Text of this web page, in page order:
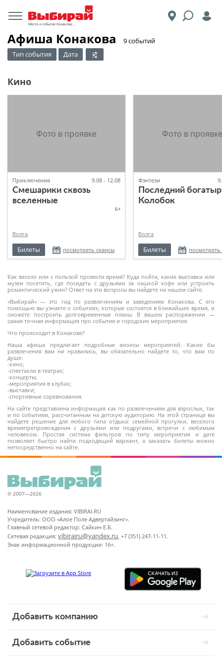
Места и события Конакова
Афиша Конакова
​9 событий
Тип события
Дата
Как весело или с пользой провести время? Куда пойти, какие выставки или
музеи посетить, где посидеть с друзьями за чашкой кофе или устроить
романтический ужин? Ответ на эти вопросы вы найдете на нашем сайте.
«Выбирай» — это гид по развлечениям и заведениям Конакова. С его
помощью вы узнаете о событиях, которые состоятся в ближайшее время, и
сможете построить долговременные планы. В вашем распоряжении —
самая точная информация про события и городские мероприятия.
Что происходит в Конакове?
Наша афиша предлагает подробные анонсы мероприятий. Какие бы
развлечения вам ни нравились, вы обязательно найдете то, что вам по
душе:
-кино;
-спектакли в театрах;
-концерты;
-мероприятия в клубах;
-выставки;
-спортивные соревнования.
На сайте представлена информация как по развлечениям для взрослых, так
и по событиям, рассчитанным на детскую аудиторию. На этой странице вы
найдете решение для любого типа отдыха: семейной прогулки, веселого
времяпрепровождения с друзьями или подругами, встречи с любимым
человеком. Простая система фильтров по типу мероприятия и дате
позволяет быстро найти подходящий вариант, а заказать билеты можно
непосредственно на сайте.
Кино
Приключения 9.08 - 12.08
Смешарики сквозь
вселенные
6+
Волга
Билеты посмотреть сеансы
Фэнтези
Последний
Колобок
Волга
Билеты посмотреть
© 2007—2026
Наименование издания: VIBIRAI.RU
Учредитель: ООО «Алое Поле Адвертайзинг».
Главный сетевой редактор: Сайкин Е.Б.
Сетевая редакция: vibirairu@yandex.ru, +7 (351) 247-11-11.
Знак информационной продукции: 16+.
Добавить компанию
Добавить событие